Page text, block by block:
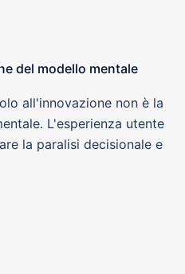
del modello mentale
all'innovazione non è la
L'esperienza utente
la paralisi decisionale e